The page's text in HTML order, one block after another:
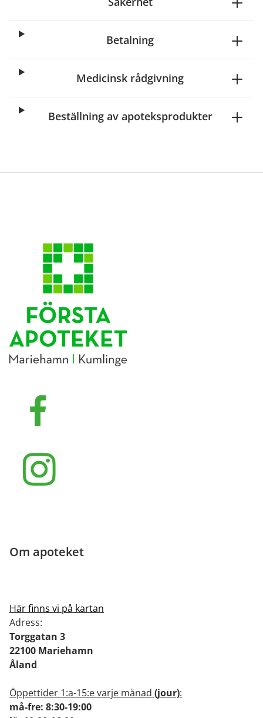
Betalning
Medicinsk rådgivning
Beställning av apoteksprodukter
Om apoteket
Här finns vi på kartan
Adress:
Torggatan 3
22100 Mariehamn
Åland
Öppettider 1:a-15:e varje månad (jour):
må-fre: 8:30-19:00